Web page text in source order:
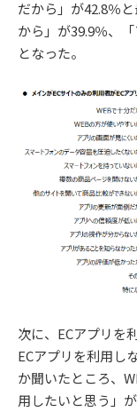
だから」が42.8％
から」が39.9％、
となった。
次に、ECアプリを
ECアプリを利用し
か聞いたところ、
用したいと思う」